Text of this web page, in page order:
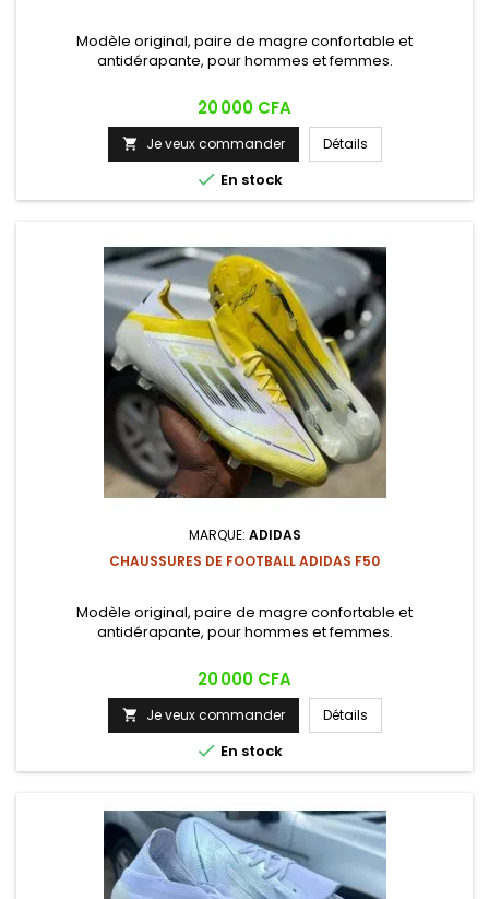
Modèle original, paire de magre confortable et
antidérapante, pour hommes et femmes.
Prix
20 000 CFA
 Je veux commander Détails
 En stock
MARQUE: ADIDAS
CHAUSSURES DE FOOTBALL ADIDAS F50
Modèle original, paire de magre confortable et
antidérapante, pour hommes et femmes.
Prix
20 000 CFA
 Je veux commander Détails
 En stock